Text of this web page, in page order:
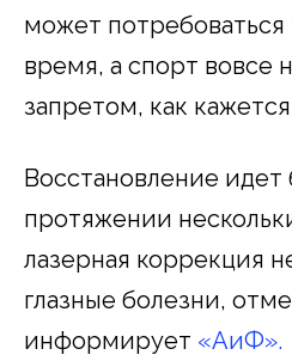
может потребоваться
время, а спорт вовсе
запретом, как
Восстановление идет
протяжении
лазерная коррекция
глазные болезни,
информирует «АиФ».